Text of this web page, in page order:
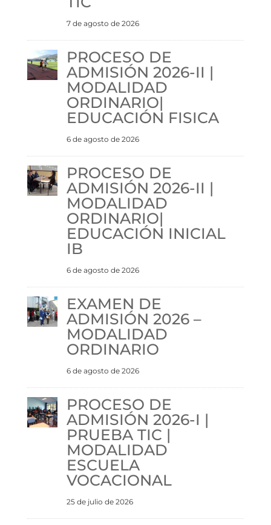
7 de agosto de 2026
PROCESO DE
ADMISIÓN 2026-II |
MODALIDAD
ORDINARIO|
EDUCACIÓN FISICA
6 de agosto de 2026
PROCESO DE
ADMISIÓN 2026-II |
MODALIDAD
ORDINARIO|
EDUCACIÓN INICIAL
IB
6 de agosto de 2026
EXAMEN DE
ADMISIÓN 2026 –
MODALIDAD
ORDINARIO
6 de agosto de 2026
PROCESO DE
ADMISIÓN 2026-I |
PRUEBA TIC |
MODALIDAD
ESCUELA
VOCACIONAL
25 de julio de 2026